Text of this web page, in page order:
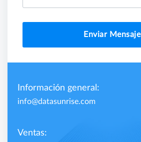
Enviar Mensaje
Información general:
info@datasunrise.com
Ventas: